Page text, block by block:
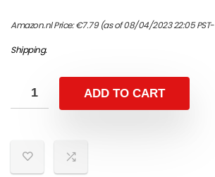
Amazon.nl Price:€7.79(as of 08/04/2023 22:05 PST-
Shipping.
ADD TO CART